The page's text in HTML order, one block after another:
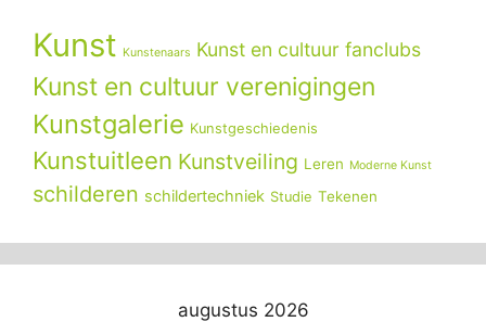
Kunst Kunstenaars Kunst en cultuur fanclubs
Kunst en cultuur verenigingen
Kunstgalerie Kunstgeschiedenis
Kunstuitleen Kunstveiling Leren Moderne Kunst
schilderen schildertechniek Studie Tekenen
augustus 2026